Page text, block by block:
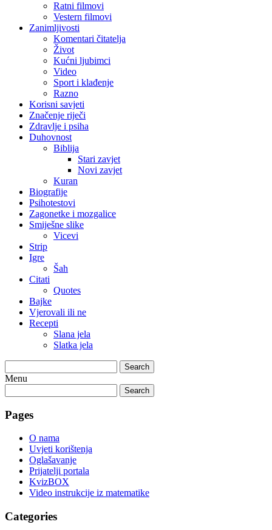
Ratni filmovi
Vestern filmovi
Zanimljivosti
Komentari čitatelja
Život
Kućni ljubimci
Video
Sport i klađenje
Razno
Korisni savjeti
Značenje riječi
Zdravlje i psiha
Duhovnost
Biblija
Stari zavjet
Novi zavjet
Kuran
Biografije
Psihotestovi
Zagonetke i mozgalice
Smiješne slike
Vicevi
Strip
Igre
Šah
Citati
Quotes
Bajke
Vjerovali ili ne
Recepti
Slana jela
Slatka jela
Search
Menu
Search
Pages
O nama
Uvjeti korištenja
Oglašavanje
Prijatelji portala
KvizBOX
Video instrukcije iz matematike
Categories